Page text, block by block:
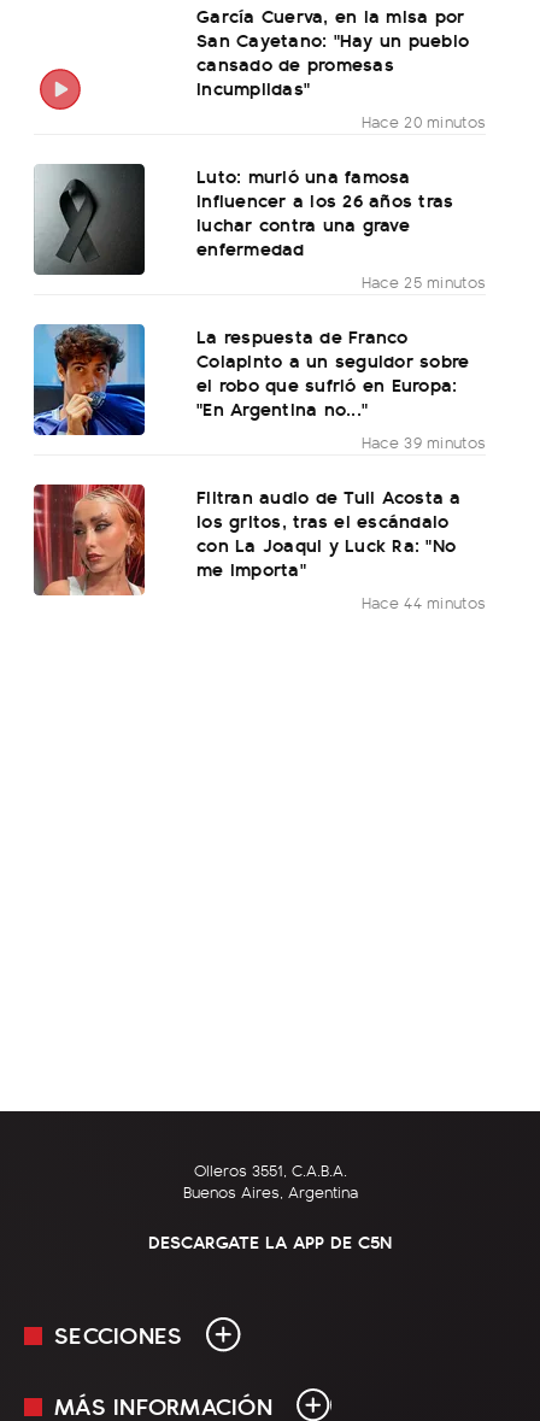
García Cuerva, en la misa por
San Cayetano: "Hay un pueblo
cansado de promesas
incumplidas"
Hace 20 minutos
Luto: murió una famosa
influencer a los 26 años tras
luchar contra una grave
enfermedad
Hace 25 minutos
La respuesta de Franco
Colapinto a un seguidor sobre
el robo que sufrió en Europa:
"En Argentina no..."
Hace 39 minutos
Filtran audio de Tuli Acosta a
los gritos, tras el escándalo
con La Joaqui y Luck Ra: "No
me importa"
Hace 44 minutos
Olleros 3551, C.A.B.A.
Buenos Aires, Argentina
DESCARGATE LA APP DE C5N
SECCIONES
En Vivo
MÁS INFORMACIÓN